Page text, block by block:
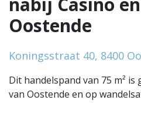
Oostende
Koningsstraat 40, 8400
Dit handelspand van 75 m²
van Oostende en op